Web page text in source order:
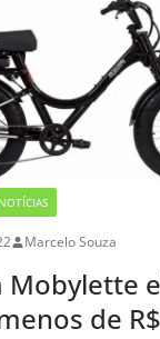
NOTÍCIAS
Marcelo Souza
Mobylette
de